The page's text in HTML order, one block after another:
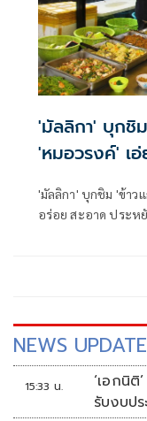
'มัลลิกา' บุกชิ
'หมอวรงค์' เอ่ยปากชม อร่อย ช่วยเซฟเงิน
'มัลลิกา' บุกชิม 'ข้าวแกง
อร่อย สะอาด ประห
NEWS UPDATE
15:33 น.
‘เอกนิ
รับงบป